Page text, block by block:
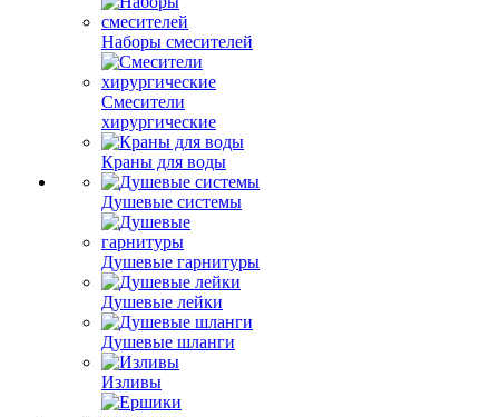
Наборы смесителей
Смесители
хирургические
Краны для воды
Душевые системы
Душевые гарнитуры
Душевые лейки
Душевые шланги
Изливы